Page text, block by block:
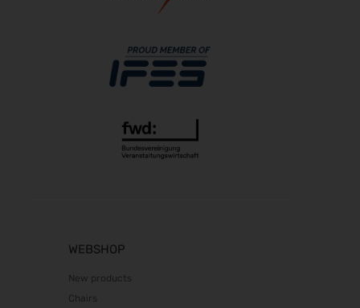
The Munich Show 2026
22.10.2026 - 25.10.2026
Beauty Forum Festival 2026
24.10.2026 - 25.10.2026
Alles für den Gast 2026
07.11.2026 - 10.11.2026
EuroTier 2026
WEBSHOP
New products
Chairs